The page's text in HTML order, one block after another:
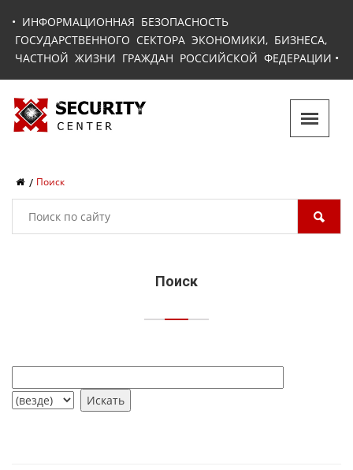
• ИНФОРМАЦИОННАЯ БЕЗОПАСНОСТЬ
ГОСУДАРСТВЕННОГО СЕКТОРА ЭКОНОМИКИ, БИЗНЕСА,
ЧАСТНОЙ ЖИЗНИ ГРАЖДАН РОССИЙСКОЙ ФЕДЕРАЦИИ •
Поиск
Поиск